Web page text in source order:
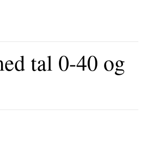
tal 0-40 og